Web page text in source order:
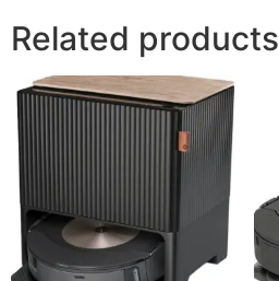
Related products